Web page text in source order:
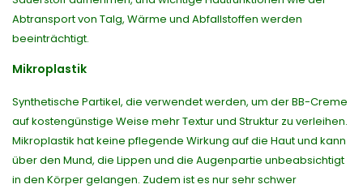
Abtransport von Talg, Wärme und Abfallstoffen werden
beeinträchtigt.
Mikroplastik
Synthetische Partikel, die verwendet werden, um der BB-Creme
auf kostengünstige Weise mehr Textur und Struktur zu verleihen.
Mikroplastik hat keine pflegende Wirkung auf die Haut und kann
über den Mund, die Lippen und die Augenpartie unbeabsichtigt
in den Körper gelangen. Zudem ist es nur sehr schwer